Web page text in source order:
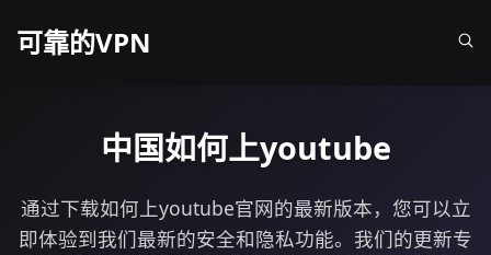
可靠的VPN
中国如何上youtube
通过下载如何上youtube官网的最新版本，您可以立
即体验到我们最新的安全和隐私功能。我们的更新专